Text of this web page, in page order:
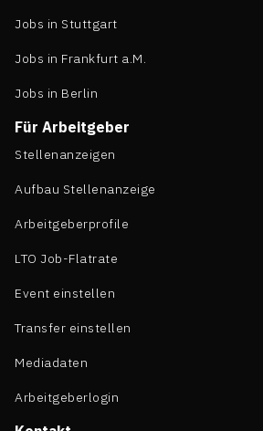
Jobs in Stuttgart
Jobs in Frankfurt a.M.
Jobs in Berlin
Für Arbeitgeber
Stellenanzeigen
Aufbau Stellenanzeige
Arbeitgeberprofile
LTO Job-Flatrate
Event einstellen
Transfer einstellen
Mediadaten
Arbeitgeberlogin